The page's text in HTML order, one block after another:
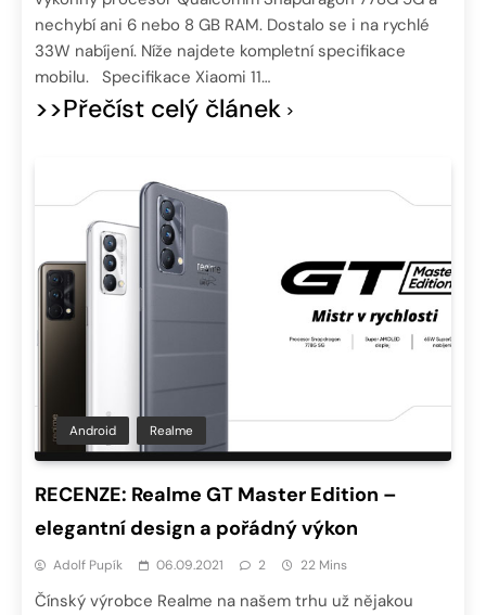
nechybí ani 6 nebo 8 GB RAM. Dostalo se i na rychlé
33W nabíjení. Níže najdete kompletní specifikace
mobilu. Specifikace Xiaomi 11…
>>Přečíst celý článek
Android Realme
RECENZE: Realme GT Master Edition –
elegantní design a pořádný výkon
Adolf Pupík 06.09.2021 2 22 Mins
Čínský výrobce Realme na našem trhu už nějakou